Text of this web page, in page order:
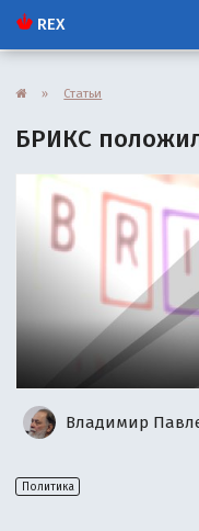
REX
» Статьи
БРИКС
Владимир
Политика